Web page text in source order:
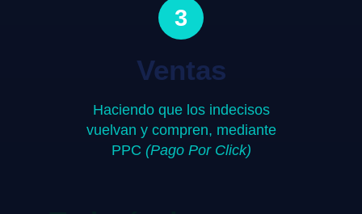
3
Ventas
Haciendo que los indecisos
vuelvan y compren, mediante
PPC (Pago Por Click)